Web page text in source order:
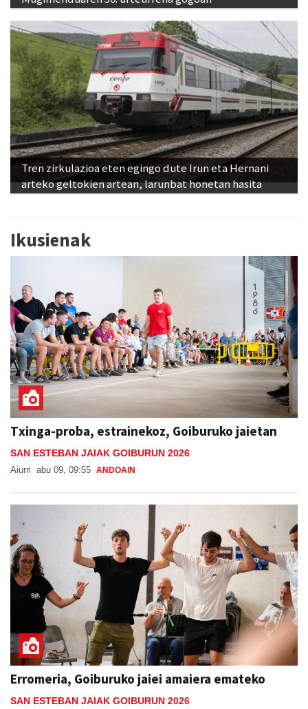
Tren zirkulazioa eten egingo dute Irun eta Hernani
arteko geltokien artean, larunbat honetan hasita
Ikusienak
Txinga-proba, estrainekoz, Goiburuko jaietan
SAN ESTEBAN JAIAK GOIBURUN 2026
Aiurri abu 09, 09:55 ANDOAIN
Erromeria, Goiburuko jaiei amaiera emateko
SAN ESTEBAN JAIAK GOIBURUN 2026